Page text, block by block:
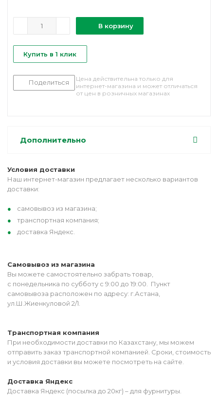
В корзину
Купить в 1 клик
Поделиться
Цена действительна только для
интернет-магазина и может отличаться
от цен в розничных магазинах
Дополнительно
Условия доставки
Наш интернет-магазин предлагает несколько вариантов
доставки:
самовывоз из магазина;
транспортная компания;
доставка Яндекс.
Самовывоз из магазина
Вы можете самостоятельно забрать товар,
с понедельника по субботу с 9:00 до 19:00. Пункт
самовывоза расположен по адресу: г.Астана,
ул.Ш.Жиенкуловой 2/1.
Транспортная компания
При необходимости доставки по Казахстану, мы можем
отправить заказ транспортной компанией. Сроки, стоимость
и условия доставки вы можете посмотреть на сайте.
Доставка Яндекс
Доставка Яндекс (посылка до 20кг) – для фурнитуры.